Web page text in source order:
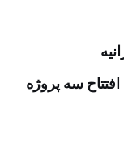
سه پروژه